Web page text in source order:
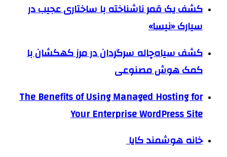
کشف یک قمر ناشناخته با ساختاری عجیب در
سیارک «نیسا»
کشف سیاه‌چاله سرگردان در مرز کهکشان با
کمک هوش مصنوعی
The Benefits of Using Managed Hosting for
Your Enterprise WordPress Site
خانه هوشمند کایا